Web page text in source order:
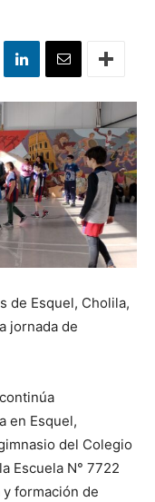
de Esquel, Cholila,
jornada de
en Esquel,
del Colegio
Escuela N° 7722
formación de